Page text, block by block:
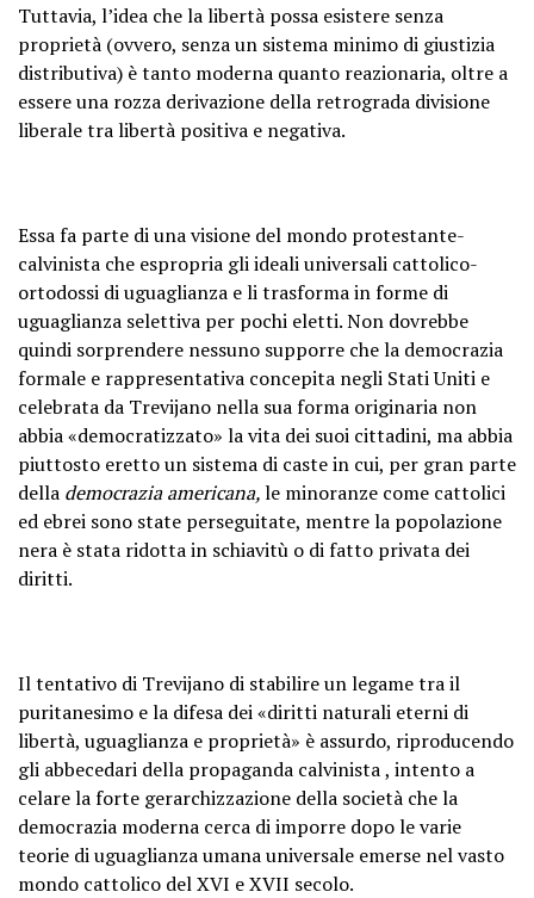
Tuttavia, l’idea che la libertà possa esistere senza
proprietà (ovvero, senza un sistema minimo di giustizia
distributiva) è tanto moderna quanto reazionaria, oltre a
essere una rozza derivazione della retrograda divisione
liberale tra libertà positiva e negativa.
Essa fa parte diuna visione del mondo protestante-
calvinista che espropria gli ideali universali cattolico-
ortodossi di uguaglianza e li trasforma in forme di
uguaglianza selettiva per pochi eletti. Non dovrebbe
quindi sorprendere nessuno supporre che la democrazia
formale e rappresentativa concepita negli Stati Uniti e
celebrata da Trevijano nella sua forma originaria non
abbia «democratizzato» la vita dei suoi cittadini, ma abbia
piuttosto erettoun sistema di castein cui, per gran parte
della democrazia americana,le minoranze come cattolici
ed ebrei sono state perseguitate, mentre la popolazione
nera è stata ridotta in schiavitù o di fatto privata dei
diritti.
Il tentativo di Trevijano di stabilire un legame tra il
puritanesimo e la difesa dei «diritti naturali eterni di
libertà, uguaglianza e proprietà» è assurdo, riproducendo
gli abbecedari della propaganda calvinista, intento a
celarela forte gerarchizzazione della società che la
democrazia moderna cerca di imporre dopo le varie
teorie di uguaglianza umana universale emerse nel vasto
mondo cattolico del XVI e XVII secolo.